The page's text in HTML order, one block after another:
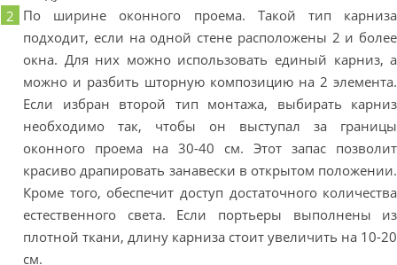
По ширине оконного проема. Такой тип карниза
подходит, если на одной стене расположены 2 и более
окна. Для них можно использовать единый карниз, а
можно и разбить шторную композицию на 2 элемента.
Если избран второй тип монтажа, выбирать карниз
необходимо так, чтобы он выступал за границы
оконного проема на 30-40 см. Этот запас позволит
красиво драпировать занавески в открытом положении.
Кроме того, обеспечит доступ достаточного количества
естественного света. Если портьеры выполнены из
плотной ткани, длину карниза стоит увеличить на 10-20
см.